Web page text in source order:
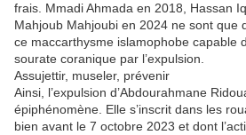
frais. Mmadi Ahmada en 2018, Hassan
Mahjoub Mahjoubi en 2024 ne sont que
ce maccarthysme islamophobe capable
sourate coranique par l’expulsion.
Assujettir, museler, prévenir
Ainsi, l’expulsion d’Abdourahmane
épiphénomène. Elle s’inscrit dans les
bien avant le 7 octobre 2023 et dont